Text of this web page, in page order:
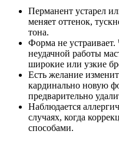
Перманент устарел
меняет оттенок,
тона.
Форма не
неудачной работы
широкие или узкие
Есть желание
кардинально новую
предварительно
Наблюдается
случаях, когда
способами.